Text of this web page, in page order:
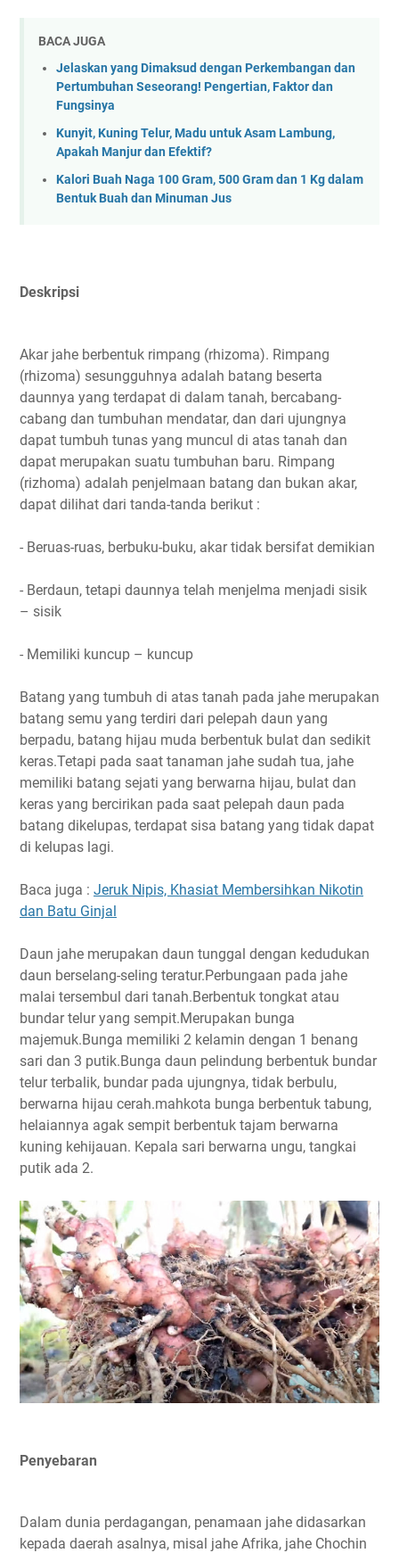
BACA JUGA
Jelaskan yang Dimaksud dengan Perkembangan dan
Pertumbuhan Seseorang! Pengertian, Faktor dan
Fungsinya
Kunyit, Kuning Telur, Madu untuk Asam Lambung,
Apakah Manjur dan Efektif?
Kalori Buah Naga 100 Gram, 500 Gram dan 1 Kg dalam
Bentuk Buah dan Minuman Jus
Deskripsi
Akar jahe berbentuk rimpang (rhizoma). Rimpang
(rhizoma) sesungguhnya adalah batang beserta
daunnya yang terdapat di dalam tanah, bercabang-
cabang dan tumbuhan mendatar, dan dari ujungnya
dapat tumbuh tunas yang muncul di atas tanah dan
dapat merupakan suatu tumbuhan baru. Rimpang
(rizhoma) adalah penjelmaan batang dan bukan akar,
dapat dilihat dari tanda-tanda berikut :
- Beruas-ruas, berbuku-buku, akar tidak bersifat demikian
- Berdaun, tetapi daunnya telah menjelma menjadi sisik
– sisik
- Memiliki kuncup – kuncup
Batang yang tumbuh di atas tanah pada jahe merupakan
batang semu yang terdiri dari pelepah daun yang
berpadu, batang hijau muda berbentuk bulat dan sedikit
keras.Tetapi pada saat tanaman jahe sudah tua, jahe
memiliki batang sejati yang berwarna hijau, bulat dan
keras yang bercirikan pada saat pelepah daun pada
batang dikelupas, terdapat sisa batang yang tidak dapat
di kelupas lagi.
Baca juga : Jeruk Nipis, Khasiat Membersihkan Nikotin
dan Batu Ginjal
Daun jahe merupakan daun tunggal dengan kedudukan
daun berselang-seling teratur.Perbungaan pada jahe
malai tersembul dari tanah.Berbentuk tongkat atau
bundar telur yang sempit.Merupakan bunga
majemuk.Bunga memiliki 2 kelamin dengan 1 benang
sari dan 3 putik.Bunga daun pelindung berbentuk bundar
telur terbalik, bundar pada ujungnya, tidak berbulu,
berwarna hijau cerah.mahkota bunga berbentuk tabung,
helaiannya agak sempit berbentuk tajam berwarna
kuning kehijauan. Kepala sari berwarna ungu, tangkai
putik ada 2.
Penyebaran
Dalam dunia perdagangan, penamaan jahe didasarkan
kepada daerah asalnya, misal jahe Afrika, jahe Chochin